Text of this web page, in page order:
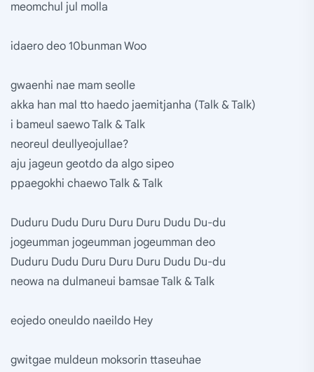
meomchul jul molla
idaero deo 10bunman Woo
gwaenhi nae mam seolle
akka han mal tto haedo jaemitjanha (Talk & Talk)
i bameul saewo Talk & Talk
neoreul deullyeojullae?
aju jageun geotdo da algo sipeo
ppaegokhi chaewo Talk & Talk
Duduru Dudu Duru Duru Duru Dudu Du-du
jogeumman jogeumman jogeumman deo
Duduru Dudu Duru Duru Duru Dudu Du-du
neowa na dulmaneui bamsae Talk & Talk
eojedo oneuldo naeildo Hey
gwitgae muldeun moksorin ttaseuhae